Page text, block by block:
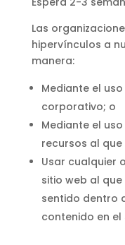
Las
hipervínculos a
manera:
Mediante el
corporativo; o
Mediante el
recursos al
Usar cualquier
sitio web al
sentido dentro
contenido en